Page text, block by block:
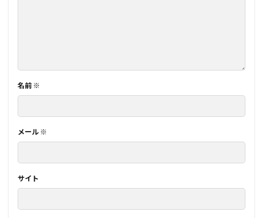
名前 ※
メール ※
サイト